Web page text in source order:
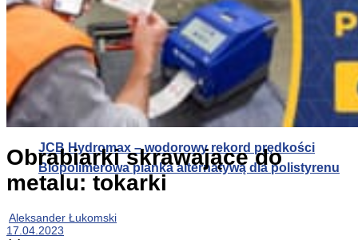
Biopolimerowa pianka alternatywą dla polistyrenu
JCB Hydromax – wodorowy rekord prędkości
Zobacz wszystkie wyniki
Obrabiarki skrawające do
metalu: tokarki
Aleksander Łukomski
17.04.2023